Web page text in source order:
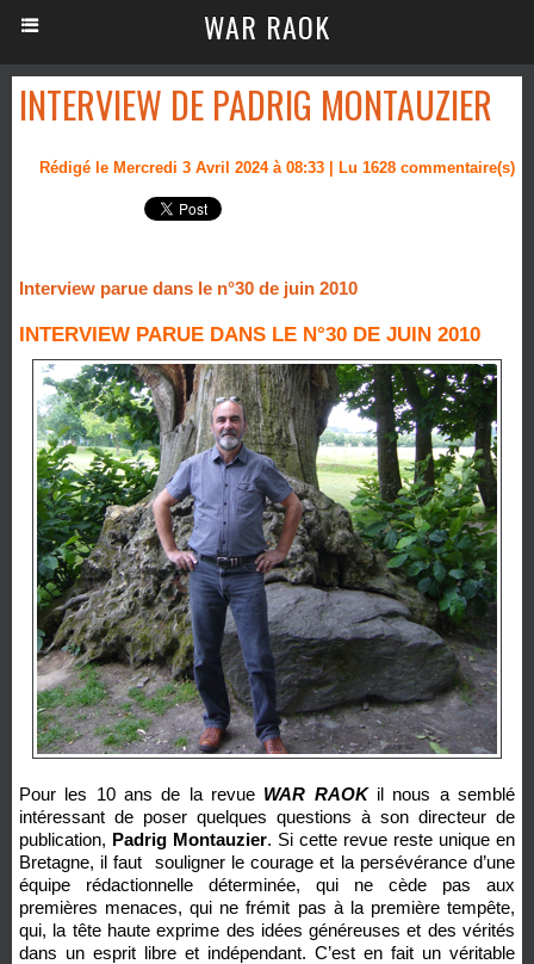
WAR RAOK
INTERVIEW DE PADRIG MONTAUZIER
Rédigé le Mercredi 3 Avril 2024 à 08:33 | Lu 1628 commentaire(s)
Interview parue dans le n°30 de juin 2010
INTERVIEW PARUE DANS LE N°30 DE JUIN 2010
Pour les 10 ans de la revue WAR RAOKil nous a semblé
intéressant de poser quelques questions à son directeur de
publication, Padrig Montauzier. Si cette revue reste unique en
Bretagne, il faut souligner le courage et la persévérance d’une
équipe rédactionnelle déterminée, qui ne cède pas aux
premières menaces, qui ne frémit pas à la première tempête,
qui, la tête haute exprime des idées généreuses et des vérités
dans un esprit libre et indépendant. C’est en fait un véritable